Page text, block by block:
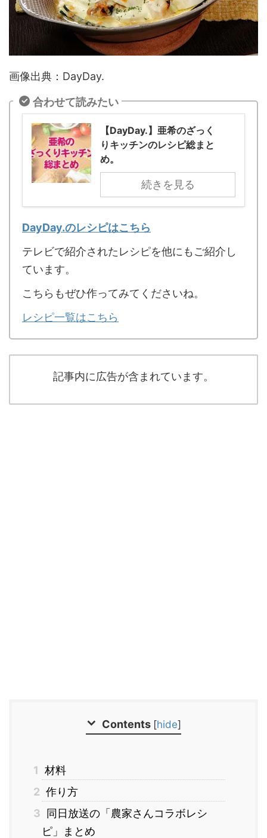
画像出典：DayDay.
合わせて読みたい
【DayDay.】亜希のざっく
りキッチンのレシピ総まと
め。
続きを見る
DayDay.のレシピはこちら
テレビで紹介されたレシピを他にもご紹介し
ています。
こちらもぜひ作ってみてくださいね。
レシピ一覧はこちら
記事内に広告が含まれています。
Contents [hide]
1 材料
2 作り方
3
同日放送の「農家さんコラボレシ
ピ」まとめ